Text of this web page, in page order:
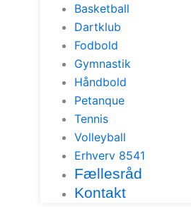
Basketball
Dartklub
Fodbold
Gymnastik
Håndbold
Petanque
Tennis
Volleyball
Erhverv 8541
Fællesråd
Kontakt